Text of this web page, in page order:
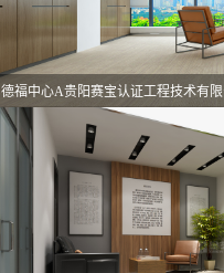
德福中心A贵阳赛宝认证工程技术有